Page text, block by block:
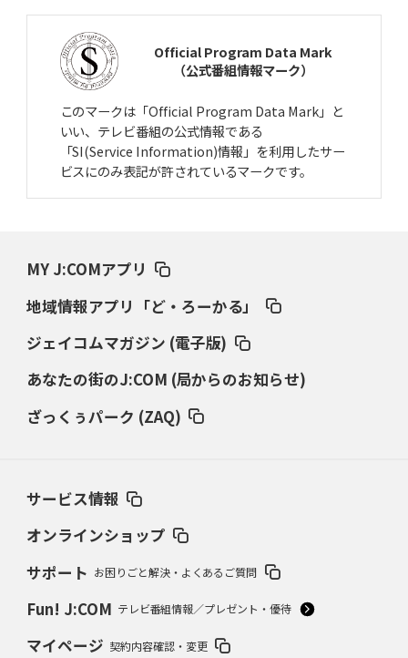
Official Program Data Mark
（公式番組情報マーク）
このマークは「Official Program Data Mark」と
いい、テレビ番組の公式情報である
「SI(Service Information)情報」を利用したサー
ビスにのみ表記が許されているマークです。
MY J:COMアプリ
地域情報アプリ「ど・ろーかる」
ジェイコムマガジン (電子版)
あなたの街のJ:COM (局からのお知らせ)
ざっくぅパーク (ZAQ)
サービス情報
オンラインショップ
サポート お困りごと解決・よくあるご質問
Fun! J:COM テレビ番組情報／プレゼント・優待
マイページ 契約内容確認・変更